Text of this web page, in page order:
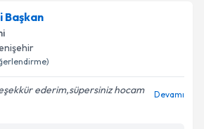
Seyda
uzmandan randevu almanız için bir
e-posta ile bilgilendireceğiz.
Başkan
ederim,süpersiniz hocam
Devamı